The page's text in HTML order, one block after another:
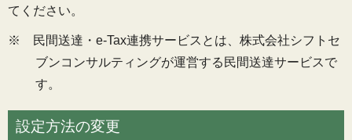
てください。
※ 民間送達・e-Tax連携サービスとは、株式会社シフトセ
ブンコンサルティングが運営する民間送達サービスで
す。
設定方法の変更